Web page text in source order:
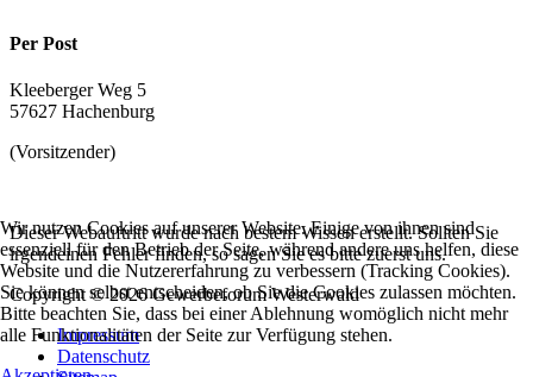
Per Post
Kleeberger Weg 5
57627 Hachenburg
(Vorsitzender)
Dieser Webauftritt wurde nach bestem Wissen erstellt. Sollten Sie
irgendeinen Fehler finden, so sagen Sie es bitte zuerst uns.
Copyright © 2026 Gewerbeforum Westerwald
Impressum
Datenschutz
Wir nutzen Cookies auf unserer Website. Einige von ihnen sind
essenziell für den Betrieb der Seite, während andere uns helfen, diese
Website und die Nutzererfahrung zu verbessern (Tracking Cookies).
Sie können selbst entscheiden, ob Sie die Cookies zulassen möchten.
Bitte beachten Sie, dass bei einer Ablehnung womöglich nicht mehr
alle Funktionalitäten der Seite zur Verfügung stehen.